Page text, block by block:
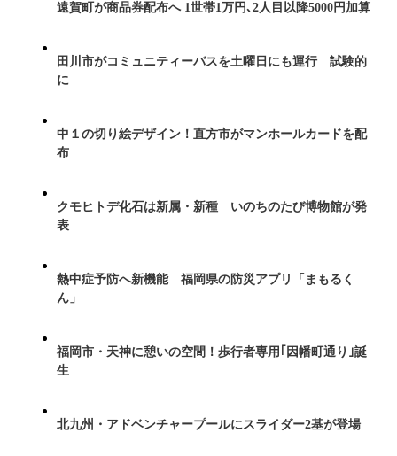
遠賀町が商品券配布へ 1世帯1万円､2人目以降5000円加算
田川市がコミュニティーバスを土曜日にも運行 試験的
に
中１の切り絵デザイン！直方市がマンホールカードを配
布
クモヒトデ化石は新属・新種 いのちのたび博物館が発
表
熱中症予防へ新機能 福岡県の防災アプリ「まもるく
ん」
福岡市・天神に憩いの空間！歩行者専用｢因幡町通り｣誕
生
北九州・アドベンチャープールにスライダー2基が登場